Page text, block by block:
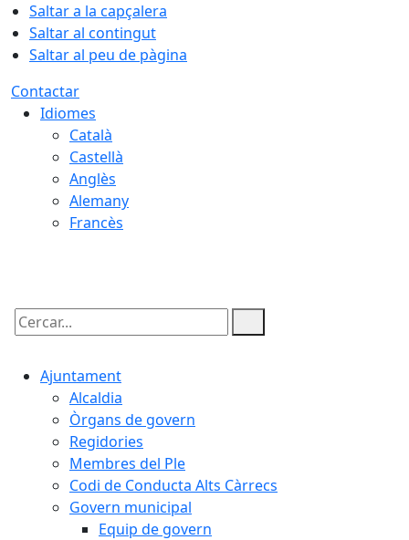
Saltar a la capçalera
Saltar al contingut
Saltar al peu de pàgina
Contactar
Idiomes
Català
Castellà
Anglès
Alemany
Francès
Cercar:
Ajuntament
Alcaldia
Òrgans de govern
Regidories
Membres del Ple
Codi de Conducta Alts Càrrecs
Govern municipal
Equip de govern